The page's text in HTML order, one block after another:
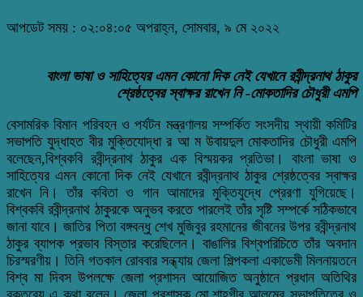
আপডেট সময় : ০২:০৪:০৫ অপরাহ্ন, সোমবার, ৯ মে ২০২২
বাংলা ভাষা ও সাহিত্যের এমন কোনো দিক নেই যেখানে রবীন্দ্রনাথ ঠাকুর
শ্রেষ্ঠত্বের স্বাক্ষর রাখেন নি -মোকতাদির চৌধুরী এমপি
বেসামরিক বিমান পরিবহন ও পর্যটন মন্ত্রণালয় সম্পর্কিত সংসদীয় স্থায়ী কমিটির
সভাপতি যুদ্ধাহত বীর মুক্তিযোদ্ধা র আ ম উবায়দুল মোকতাদির চৌধুরী এমপি
বলেছেন,বিশ্বকবি রবীন্দ্রনাথ ঠাকুর এক বিস্ময়কর প্রতিভা। বাংলা ভাষা ও
সাহিত্যের এমন কোনো দিক নেই যেখানে রবীন্দ্রনাথ ঠাকুর শ্রেষ্ঠত্বের স্বাক্ষর
রাখেন নি। তাঁর কবিতা ও গান আমাদের মুক্তিযুদ্ধে প্রেরণা যুগিয়েছে।
বিশ্বকবি রবীন্দ্রনাথ ঠাকুরকে অনুভব করতে পারলেই তাঁর সৃষ্টি সম্পর্কে সঠিকভাবে
জানা যাবে। জাতির পিতা বঙ্গবন্ধু শেখ মুজিবুর রহমানের জীবনের উপর রবীন্দ্রনাথ
ঠাকুর ব্যাপক প্রভাব বিস্তার করেছিলেন। বাঙালির বিশ্বপরিচিতে তাঁর অবদান
চিরস্মরণীয়। তিনি গতকাল রোববার সন্ধ্যায় জেলা শিল্পকলা একাডেমী মিলনায়তনে
বিশ্ব মা দিবস উপলক্ষে জেলা প্রশাসন আয়োজিত অনুষ্ঠানে প্রধান অতিথির